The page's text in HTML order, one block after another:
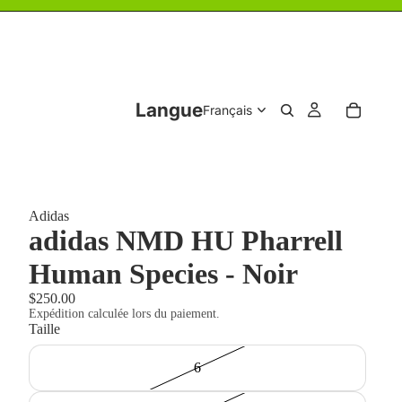
Langue
Adidas
adidas NMD HU Pharrell
Human Species - Noir
$250.00
Expédition calculée lors du paiement.
Taille
6